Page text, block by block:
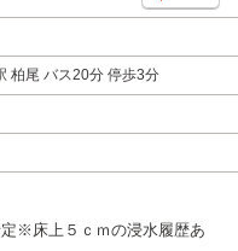
柏尾 バス20分 停歩3分
※床上５ｃｍの浸水履歴あ